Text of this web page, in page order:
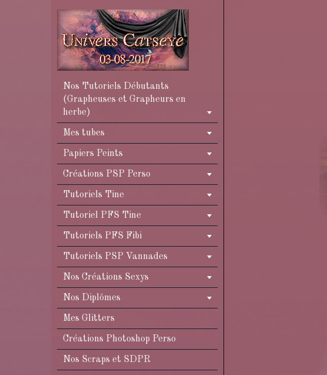
Nos Tutoriels Débutants
(Grapheuses et Grapheurs en
herbe)
Mes tubes
Papiers Peints
Créations PSP Perso
Tutoriels Tine
Tutoriel PFS Tine
Tutoriels PFS Fibi
Tutoriels PSP Vannades
Nos Créations Sexys
Nos Diplômes
Mes Glitters
Créations Photoshop Perso
Nos Scraps et SDPR